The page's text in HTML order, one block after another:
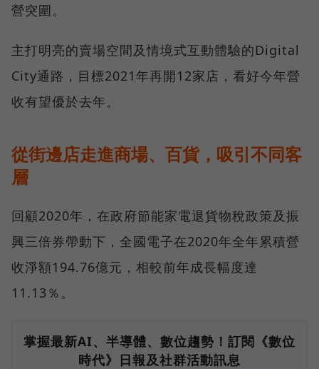
營突圍。
主打明亮的賣場空間及情境式互動體驗的Digital
City通路，目標2021年再開12家店，看好今年營
收有望優於去年。
從街邊店走進商場、百貨，吸引不同客
層
回顧2020年，在政府節能家電退貨物稅政策及振
興三倍券帶動下，全國電子在2020年全年累積營
收淨額194.76億元，相較前年成長幅度達
11.13％。
掌握最新AI、半導體、數位趨勢！訂閱《數位
時代》日報及社群活動訊息